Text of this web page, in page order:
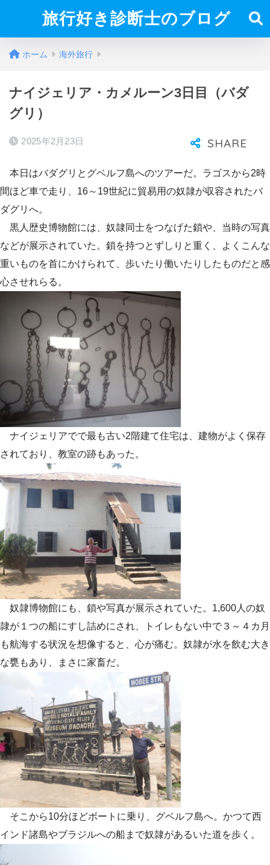
旅行好き診断士のブログ
ホーム 海外旅行
ナイジェリア・カメルーン3日目（バダ
グリ）
2025年2月23日
本日はバダグリとグベルフ島へのツアーだ。ラゴスから2時
間ほど車で走り、16～19世紀に貿易用の奴隷が収容されたバ
ダグリへ。
黒人歴史博物館には、奴隷同士をつなげた鎖や、当時の写真
などが展示されていた。鎖を持つとずしりと重く、よくこんな
重いものを首にかけられて、歩いたり働いたりしたものだと感
心させれらる。
ナイジェリアでで最も古い2階建て住宅は、建物がよく保存
されており、教室の跡もあった。
奴隷博物館にも、鎖や写真が展示されていた。1,600人の奴
隷が１つの船にすし詰めにされ、トイレもない中で３～４カ月
も航海する状況を想像すると、心が痛む。奴隷が水を飲む大き
な甕もあり、まさに家畜だ。
そこから10分ほどボートに乗り、グベルフ島へ。かつて西
インド諸島やブラジルへの船まで奴隷があるいた道を歩く。